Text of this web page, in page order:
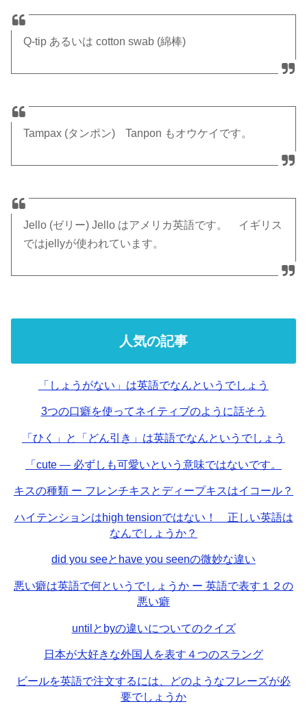
Q-tip あるいは cotton swab (綿棒)
Tampax (タンポン) Tanpon もオウケイです。
Jello (ゼリー) Jello はアメリカ英語です。 イギリス
ではjellyが使われています。
人気の記事
「しょうがない」は英語でなんというでしょう
3つの口癖を使ってネイティブのように話そう
「ひく」と「どん引き」は英語でなんというでしょう
「cute — 必ずしも可愛いという意味ではないです。
キスの種類 ー フレンチキスとディープキスはイコール？
ハイテンションはhigh tensionではない！ 正しい英語は
なんでしょうか？
did you seeとhave you seenの微妙な違い
悪い癖は英語で何というでしょうか ー 英語で表す１２の
悪い癖
untilとbyの違いについてのクイズ
日本が大好きな外国人を表す４つのスラング
ビールを英語で注文するには、どのようなフレーズが必
要でしょうか